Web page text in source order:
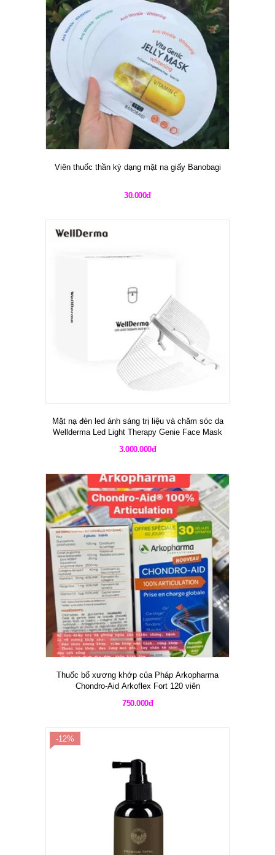
Viên thuốc thần kỳ dạng mặt nạ giấy Banobagi
30.000đ
Mặt nạ đèn led ánh sáng trị liệu và chăm sóc da
Wellderma Led Light Therapy Genie Face Mask
3.000.000đ
Thuốc bổ xương khớp của Pháp Arkopharma
Chondro-Aid Arkoflex Fort 120 viên
750.000đ
-12%